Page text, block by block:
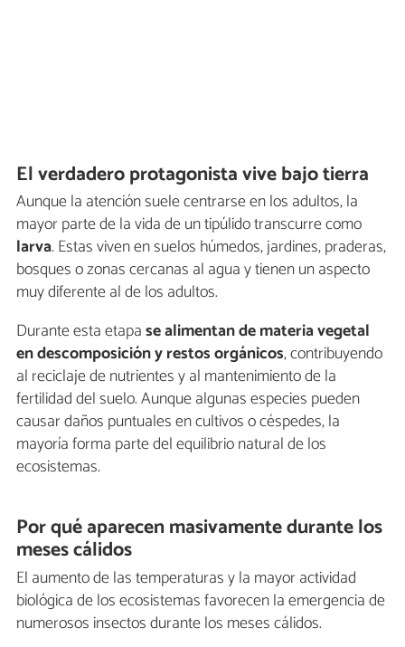
El verdadero protagonista vive bajo tierra
Aunque la atención suele centrarse en los adultos, la
mayor parte de la vida de un tipúlido transcurre como
larva. Estas viven en suelos húmedos, jardines, praderas,
bosques o zonas cercanas al agua y tienen un aspecto
muy diferente al de los adultos.
Durante esta etapase alimentan de materia vegetal
en descomposición y restos orgánicos, contribuyendo
al reciclaje de nutrientes y al mantenimiento de la
fertilidad del suelo. Aunque algunas especies pueden
causar daños puntuales en cultivos o céspedes, la
mayoría forma parte del equilibrio natural de los
ecosistemas.
Por qué aparecen masivamente durante los
meses cálidos
El aumento de las temperaturas y la mayor actividad
biológica de los ecosistemas favorecen la emergencia de
numerosos insectos durante los meses cálidos.